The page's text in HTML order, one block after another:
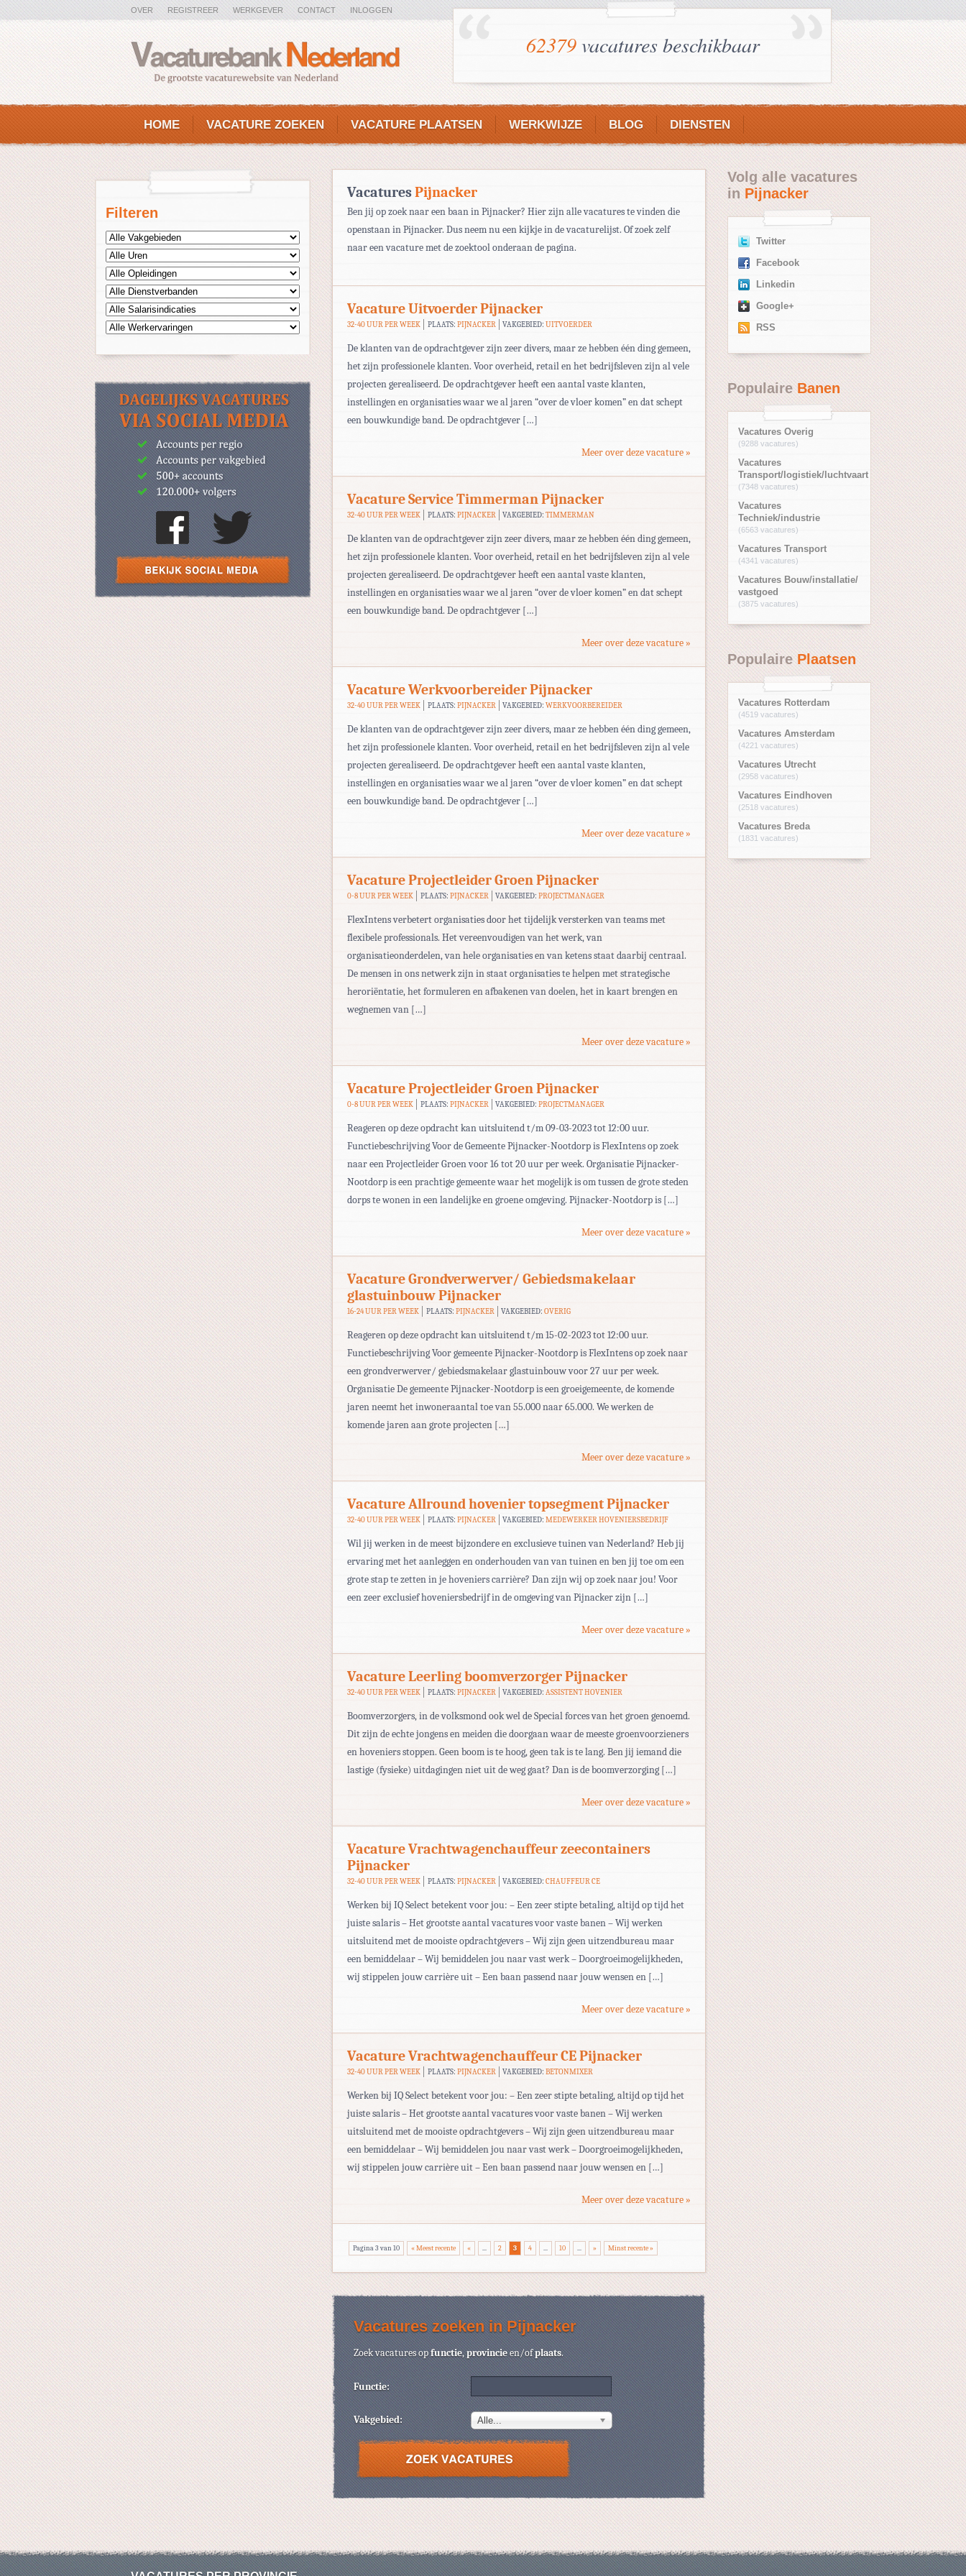
OVER REGISTREER WERKGEVER CONTACT INLOGGEN
62379vacatures beschikbaar
HOME VACATURE ZOEKEN VACATURE PLAATSEN WERKWIJZE BLOG DIENSTEN
Filteren
VacaturesPijnacker
Ben jij op zoek naar een baan in Pijnacker? Hier zijn alle vacatures te vinden die
openstaan in Pijnacker. Dus neem nu een kijkje in de vacaturelijst. Of zoek zelf
naar een vacature met de zoektool onderaan de pagina.
Vacature Uitvoerder Pijnacker
32-40 UUR PER WEEK PLAATS: PIJNACKER VAKGEBIED:UITVOERDER
De klanten van de opdrachtgever zijn zeer divers, maar ze hebben één ding gemeen,
het zijn professionele klanten. Voor overheid, retail en het bedrijfsleven zijn al vele
projecten gerealiseerd. De opdrachtgever heeft een aantal vaste klanten,
instellingen en organisaties waar we al jaren “over de vloer komen” en dat schept
een bouwkundige band. De opdrachtgever […]
Meer over deze vacature »
Vacature Service Timmerman Pijnacker
32-40 UUR PER WEEK PLAATS: PIJNACKER VAKGEBIED:TIMMERMAN
De klanten van de opdrachtgever zijn zeer divers, maar ze hebben één ding gemeen,
het zijn professionele klanten. Voor overheid, retail en het bedrijfsleven zijn al vele
projecten gerealiseerd. De opdrachtgever heeft een aantal vaste klanten,
instellingen en organisaties waar we al jaren “over de vloer komen” en dat schept
een bouwkundige band. De opdrachtgever […]
Meer over deze vacature »
Vacature Werkvoorbereider Pijnacker
32-40 UUR PER WEEK PLAATS: PIJNACKER VAKGEBIED:WERKVOORBEREIDER
De klanten van de opdrachtgever zijn zeer divers, maar ze hebben één ding gemeen,
het zijn professionele klanten. Voor overheid, retail en het bedrijfsleven zijn al vele
projecten gerealiseerd. De opdrachtgever heeft een aantal vaste klanten,
instellingen en organisaties waar we al jaren “over de vloer komen” en dat schept
een bouwkundige band. De opdrachtgever […]
Meer over deze vacature »
Vacature Projectleider Groen Pijnacker
0-8 UUR PER WEEK PLAATS: PIJNACKER VAKGEBIED:PROJECTMANAGER
FlexIntens verbetert organisaties door het tijdelijk versterken van teams met
flexibele professionals. Het vereenvoudigen van het werk, van
organisatieonderdelen, van hele organisaties en van ketens staat daarbij centraal.
De mensen in ons netwerk zijn in staat organisaties te helpen met strategische
heroriëntatie, het formuleren en afbakenen van doelen, het in kaart brengen en
wegnemen van […]
Meer over deze vacature »
Vacature Projectleider Groen Pijnacker
0-8 UUR PER WEEK PLAATS: PIJNACKER VAKGEBIED:PROJECTMANAGER
Reageren op deze opdracht kan uitsluitend t/m 09-03-2023 tot 12:00 uur.
Functiebeschrijving Voor de Gemeente Pijnacker-Nootdorp is FlexIntens op zoek
naar een Projectleider Groen voor 16 tot 20 uur per week. Organisatie Pijnacker-
Nootdorp is een prachtige gemeente waar het mogelijk is om tussen de grote steden
dorps te wonen in een landelijke en groene omgeving. Pijnacker-Nootdorp is […]
Meer over deze vacature »
Vacature Grondverwerver/ Gebiedsmakelaar
glastuinbouw Pijnacker
16-24 UUR PER WEEK PLAATS: PIJNACKER VAKGEBIED:OVERIG
Reageren op deze opdracht kan uitsluitend t/m 15-02-2023 tot 12:00 uur.
Functiebeschrijving Voor gemeente Pijnacker-Nootdorp is FlexIntens op zoek naar
een grondverwerver/ gebiedsmakelaar glastuinbouw voor 27 uur per week.
Organisatie De gemeente Pijnacker-Nootdorp is een groeigemeente, de komende
jaren neemt het inwoneraantal toe van 55.000 naar 65.000. We werken de
komende jaren aan grote projecten […]
Meer over deze vacature »
Vacature Allround hovenier topsegment Pijnacker
32-40 UUR PER WEEK PLAATS: PIJNACKER VAKGEBIED:MEDEWERKER HOVENIERSBEDRIJF
Wil jij werken in de meest bijzondere en exclusieve tuinen van Nederland? Heb jij
ervaring met het aanleggen en onderhouden van van tuinen en ben jij toe om een
grote stap te zetten in je hoveniers carrière? Dan zijn wij op zoek naar jou! Voor
een zeer exclusief hoveniersbedrijf in de omgeving van Pijnacker zijn […]
Meer over deze vacature »
Vacature Leerling boomverzorger Pijnacker
32-40 UUR PER WEEK PLAATS: PIJNACKER VAKGEBIED:ASSISTENT HOVENIER
Boomverzorgers, in de volksmond ook wel de Special forces van het groen genoemd.
Dit zijn de echte jongens en meiden die doorgaan waar de meeste groenvoorzieners
en hoveniers stoppen. Geen boom is te hoog, geen tak is te lang. Ben jij iemand die
lastige (fysieke) uitdagingen niet uit de weg gaat? Dan is de boomverzorging […]
Meer over deze vacature »
Vacature Vrachtwagenchauffeur zeecontainers
Pijnacker
32-40 UUR PER WEEK PLAATS: PIJNACKER VAKGEBIED:CHAUFFEUR CE
Werken bij IQ Select betekent voor jou: – Een zeer stipte betaling, altijd op tijd het
juiste salaris – Het grootste aantal vacatures voor vaste banen – Wij werken
uitsluitend met de mooiste opdrachtgevers – Wij zijn geen uitzendbureau maar
een bemiddelaar – Wij bemiddelen jou naar vast werk – Doorgroeimogelijkheden,
wij stippelen jouw carrière uit – Een baan passend naar jouw wensen en […]
Meer over deze vacature »
Vacature Vrachtwagenchauffeur CE Pijnacker
32-40 UUR PER WEEK PLAATS: PIJNACKER VAKGEBIED:BETONMIXER
Werken bij IQ Select betekent voor jou: – Een zeer stipte betaling, altijd op tijd het
juiste salaris – Het grootste aantal vacatures voor vaste banen – Wij werken
uitsluitend met de mooiste opdrachtgevers – Wij zijn geen uitzendbureau maar
een bemiddelaar – Wij bemiddelen jou naar vast werk – Doorgroeimogelijkheden,
wij stippelen jouw carrière uit – Een baan passend naar jouw wensen en […]
Meer over deze vacature »
Pagina 3 van 10 « Meest recente « ... 2 3 4 ... 10 ... » Minst recente »
Vacatures zoeken in Pijnacker
Zoek vacatures opfunctie,provincieen/ofplaats.
Functie:
Vakgebied: Alle...
Volg alle vacatures
inPijnacker
Twitter
Facebook
Linkedin
Google+
RSS
PopulaireBanen
Vacatures Overig
(9288 vacatures)
Vacatures
Transport/logistiek/luchtvaart
(7348 vacatures)
Vacatures
Techniek/industrie
(6563 vacatures)
Vacatures Transport
(4341 vacatures)
Vacatures Bouw/installatie/
vastgoed
(3875 vacatures)
Populaire Plaatsen
Vacatures Rotterdam
(4519 vacatures)
Vacatures Amsterdam
(4221 vacatures)
Vacatures Utrecht
(2958 vacatures)
Vacatures Eindhoven
(2518 vacatures)
Vacatures Breda
(1831 vacatures)